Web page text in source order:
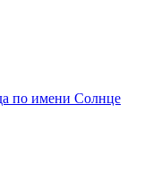
по имени Солнце